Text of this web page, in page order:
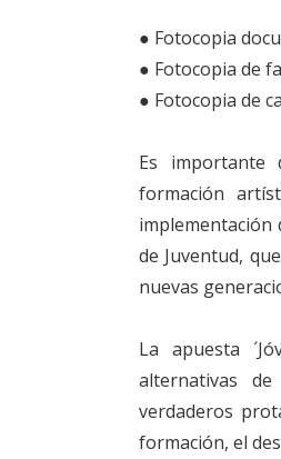
● Fotocopia
● Fotocopia de
● Fotocopia de
Es importante
formación
implementación
de Juventud,
nuevas
La apuesta
alternativas
verdaderos
formación, el